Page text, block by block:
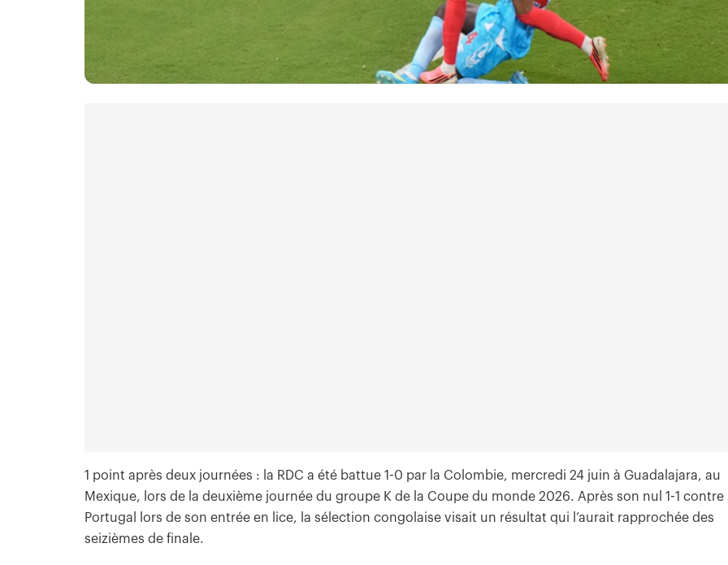
1 point après deux journées : la RDC a été battue 1-0 par la Colombie, mercredi 24 juin à Guadalajara, au
Mexique, lors de la deuxième journée du groupe K de la Coupe du monde 2026. Après son nul 1-1 contre
Portugal lors de son entrée en lice, la sélection congolaise visait un résultat qui l’aurait rapprochée des
seizièmes de finale.